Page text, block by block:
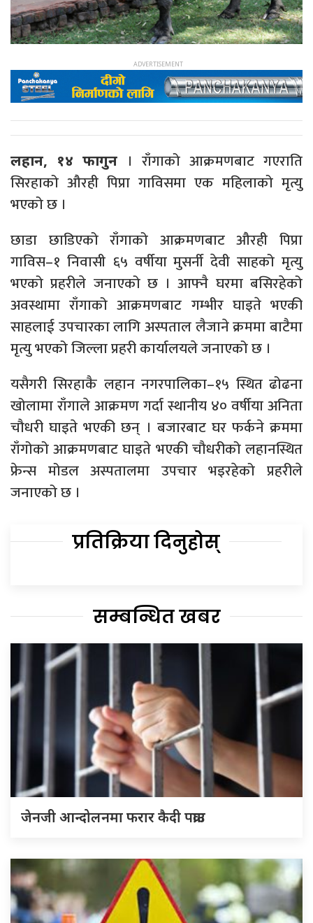
लहान, १४ फागुन
। राँगाको आक्रमणबाट गएराति
सिरहाको औरही पिप्रा गाविसमा एक महिलाको मृत्यु
भएको छ ।
छाडा छाडिएको राँगाको आक्रमणबाट औरही पिप्रा
गाविस–१ निवासी ६५ वर्षीया मुसर्नी देवी साहको मृत्यु
भएको प्रहरीले जनाएको छ । आफ्नै घरमा बसिरहेको
अवस्थामा राँगाको आक्रमणबाट गम्भीर घाइते भएकी
साहलाई उपचारका लागि अस्पताल लैजाने क्रममा बाटैमा
मृत्यु भएको जिल्ला प्रहरी कार्यालयले जनाएको छ ।
यसैगरी सिरहाकै लहान नगरपालिका–१५ स्थित ढोढना
खोलामा राँगाले आक्रमण गर्दा स्थानीय ४० वर्षीया अनिता
चौधरी घाइते भएकी छन् । बजारबाट घर फर्कने क्रममा
राँगोको आक्रमणबाट घाइते भएकी चौधरीको लहानस्थित
फ्रेन्स मोडल अस्पतालमा उपचार भइरहेको प्रहरीले
जनाएको छ ।
प्रतिक्रिया दिनुहोस्
सम्बन्धित खबर
जेनजी आन्दोलनमा फरार कैदी पक्राउ